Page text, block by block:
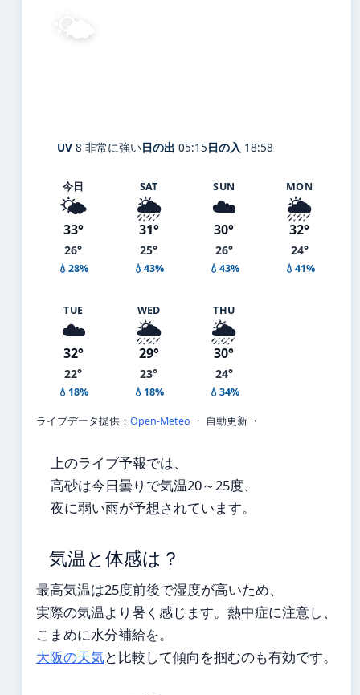
🌤️
UV 8 非常に強い日の出 05:15日の入 18:58
今日
🌤️
33°
26°
💧28%
SAT
🌦️
31°
25°
💧43%
SUN
☁️
30°
26°
💧43%
MON
🌦️
32°
24°
💧41%
TUE
☁️
32°
22°
💧18%
WED
🌦️
29°
23°
💧18%
THU
🌦️
30°
24°
💧34%
ライブデータ提供： Open-Meteo ・ 自動更新 ・
上のライブ予報では、
高砂は今日曇りで気温20～25度、
夜に弱い雨が予想されています。
気温と体感は？
最高気温は25度前後で湿度が高いため、
実際の気温より暑く感じます。熱中症に注意し、
こまめに水分補給を。
大阪の天気と比較して傾向を掴むのも有効です。